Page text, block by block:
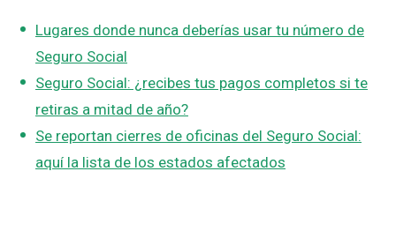
Lugares donde nunca deberías usar tu número de
Seguro Social
Seguro Social: ¿recibes tus pagos completos si te
retiras a mitad de año?
Se reportan cierres de oficinas del Seguro Social:
aquí la lista de los estados afectados